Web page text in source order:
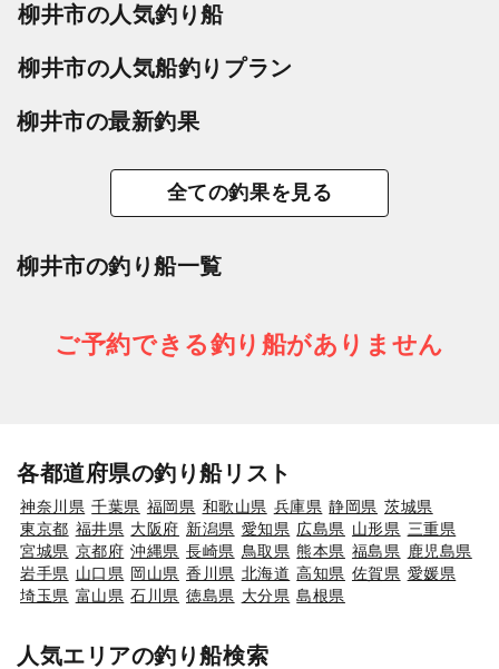
柳井市の人気釣り船
柳井市の人気船釣りプラン
柳井市の最新釣果
全ての釣果を見る
柳井市の釣り船一覧
ご予約できる釣り船がありません
各都道府県の釣り船リスト
神奈川県 千葉県 福岡県 和歌山県 兵庫県 静岡県 茨城県
東京都 福井県 大阪府 新潟県 愛知県 広島県 山形県 三重県
宮城県 京都府 沖縄県 長崎県 鳥取県 熊本県 福島県
鹿児島県
岩手県 山口県 岡山県 香川県 北海道 高知県 佐賀県 愛媛県
埼玉県 富山県 石川県 徳島県 大分県 島根県
人気エリアの釣り船検索